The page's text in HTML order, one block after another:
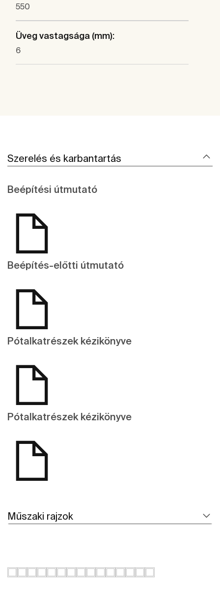
550
Üveg vastagsága (mm):
6
Szerelés és karbantartás
Beépítési útmutató
Beépítés-előtti útmutató
Pótalkatrészek kézikönyve
Pótalkatrészek kézikönyve
Műszaki rajzok